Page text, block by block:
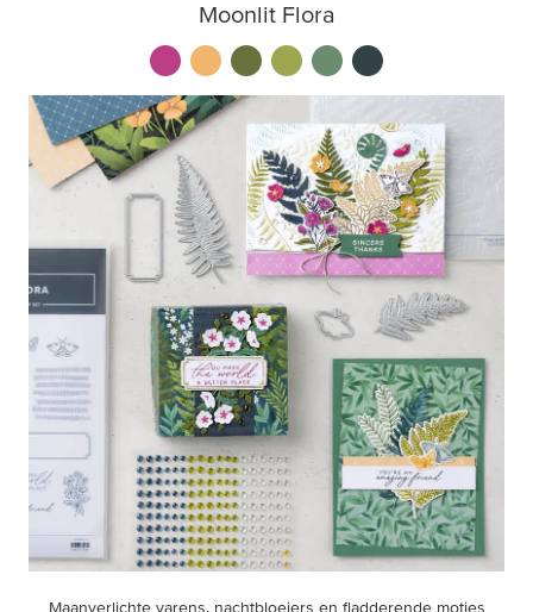
Moonlit Flora
Maanverlichte varens, nachtbloeiers en fladderende motjes